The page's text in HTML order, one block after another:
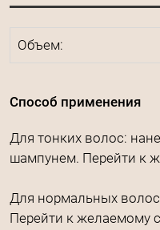
Объем:
Способ применения
Для тонких волос:
шампунем. Перейти к
Для нормальных
Перейти к желаемому